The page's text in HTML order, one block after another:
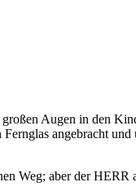
Augen in den
Fernglas angebracht
Weg; aber der